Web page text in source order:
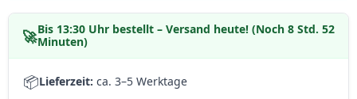
🚀Bis 13:30 Uhr bestellt – Versand heute! (Noch 8 Std. 52
Minuten)
📦Lieferzeit: ca. 3–5 Werktage